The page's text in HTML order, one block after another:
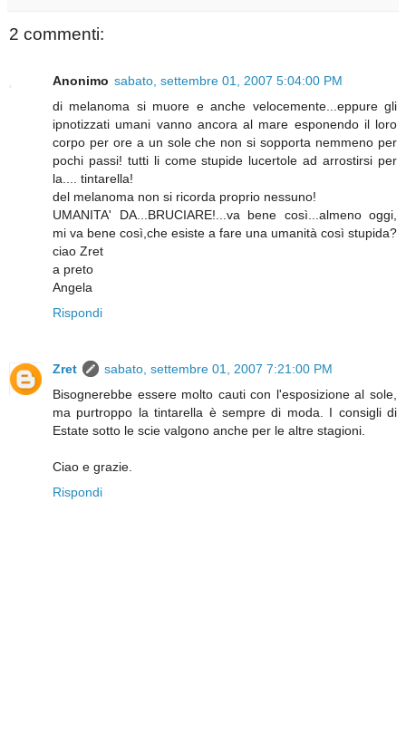
2 commenti:
Anonimo sabato, settembre 01, 2007 5:04:00 PM
di melanoma si muore e anche velocemente...eppure gli
ipnotizzati umani vanno ancora al mare esponendo il loro
corpo per ore a un sole che non si sopporta nemmeno per
pochi passi! tutti li come stupide lucertole ad arrostirsi per
la.... tintarella!
del melanoma non si ricorda proprio nessuno!
UMANITA' DA...BRUCIARE!...va bene così...almeno oggi,
mi va bene così,che esiste a fare una umanità così stupida?
ciao Zret
a preto
Angela
Rispondi
Zret
sabato, settembre 01, 2007 7:21:00 PM
Bisognerebbe essere molto cauti con l'esposizione al sole,
ma purtroppo la tintarella è sempre di moda. I consigli di
Estate sotto le scie valgono anche per le altre stagioni.
Ciao e grazie.
Rispondi